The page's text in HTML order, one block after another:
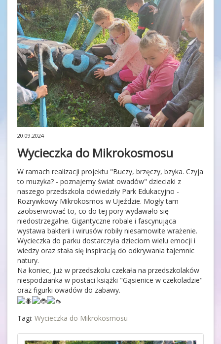
20.09.2024
Wycieczka do Mikrokosmosu
W ramach realizacji projektu "Buczy, brzęczy, bzyka. Czyja
to muzyka? - poznajemy świat owadów" dzieciaki z
naszego przedszkola odwiedziły Park Edukacyjno -
Rozrywkowy Mikrokosmos w Ujeździe. Mogły tam
zaobserwować to, co do tej pory wydawało się
niedostrzegalne. Gigantyczne robale i fascynująca
wystawa bakterii i wirusów robiły niesamowite wrażenie.
Wycieczka do parku dostarczyła dzieciom wielu emocji i
wiedzy oraz stała się inspiracją do odkrywania tajemnic
natury.
Na koniec, już w przedszkolu czekała na przedszkolaków
niespodzianka w postaci książki "Gąsienice w czekoladzie"
oraz figurki owadów do zabawy.
Tagi: Wycieczka do Mikrokosmosu